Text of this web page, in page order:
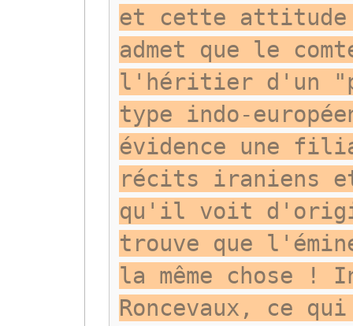
et cette attitude
admet que le
l'héritier d'un
type indo-
évidence une
récits iraniens
qu'il voit
trouve que
la même chose !
Roncevaux, ce